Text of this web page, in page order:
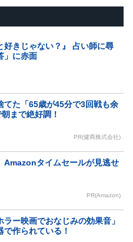
好きじゃない？』 占い師に尋
」に赤面
てた「65歳が45分で3回戦も余
まで絶好調！
PR(健商株式会社)
Amazonタイムセールが見逃せ
PR(Amazon)
ラー映画でおなじみの効果音」
で作られている！